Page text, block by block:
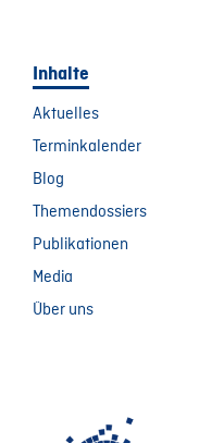
Inhalte
Aktuelles
Terminkalender
Blog
Themendossiers
Publikationen
Media
Über uns